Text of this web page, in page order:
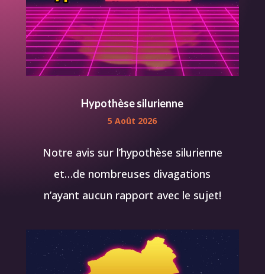
Hypothèse silurienne
5 Août 2026
Notre avis sur l’hypothèse silurienne
et…de nombreuses divagations
n’ayant aucun rapport avec le sujet!